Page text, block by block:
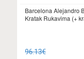
Barcelona Alejandro
Kratak Rukavima (+
96.13€